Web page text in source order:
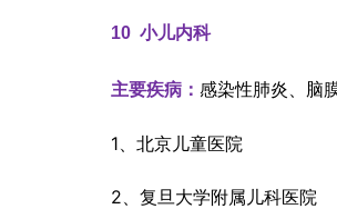
10 小儿内科
主要疾病： 感染性肺炎、脑
1、北京儿童医院
2、复旦大学附属儿科医院